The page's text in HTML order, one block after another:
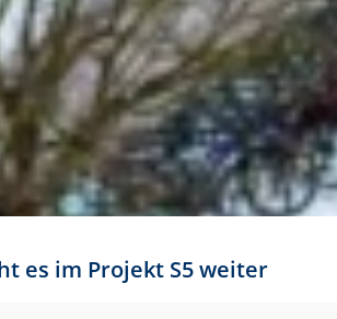
es im Projekt S5 weiter